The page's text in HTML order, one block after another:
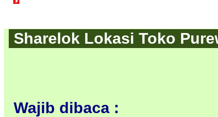
Sharelok Lokasi Toko
Wajib dibaca :